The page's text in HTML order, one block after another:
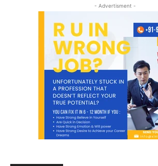
- Advertisment -